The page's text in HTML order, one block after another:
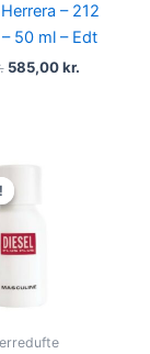
– 212
50 ml – Edt
585,00kr.
Original
price
was: